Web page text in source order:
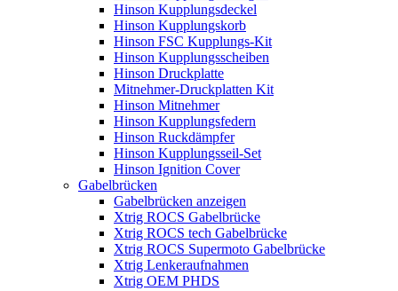
Hinson Kupplungsdeckel
Hinson Kupplungskorb
Hinson FSC Kupplungs-Kit
Hinson Kupplungsscheiben
Hinson Druckplatte
Mitnehmer-Druckplatten Kit
Hinson Mitnehmer
Hinson Kupplungsfedern
Hinson Ruckdämpfer
Hinson Kupplungsseil-Set
Hinson Ignition Cover
Gabelbrücken
Gabelbrücken anzeigen
Xtrig ROCS Gabelbrücke
Xtrig ROCS tech Gabelbrücke
Xtrig ROCS Supermoto Gabelbrücke
Xtrig Lenkeraufnahmen
Xtrig OEM PHDS